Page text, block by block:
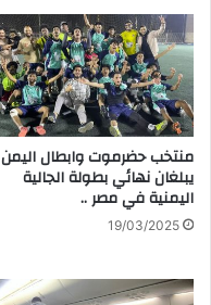
منتخب حضرموت وابطال اليمن
يبلغان نهائي بطولة الجالية
اليمنية في مصر ..
19/03/2025